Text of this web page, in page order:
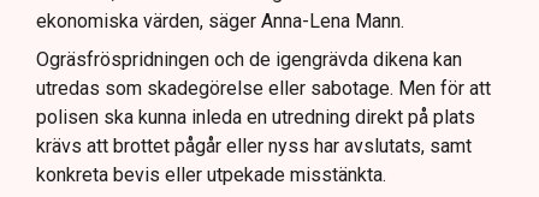
ekonomiska värden, säger Anna-Lena Mann.
Ogräsfröspridningen och de igengrävda dikena kan
utredas som skadegörelse eller sabotage. Men för att
polisen ska kunna inleda en utredning direkt på plats
krävs att brottet pågår eller nyss har avslutats, samt
konkreta bevis eller utpekade misstänkta.